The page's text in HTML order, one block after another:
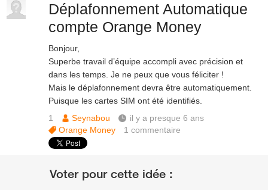
Déplafonnement Automatique
compte Orange Money
Bonjour,
Superbe travail d’équipe accompli avec précision et
dans les temps. Je ne peux que vous féliciter !
Mais le déplafonnement devra être automatiquement.
Puisque les cartes SIM ont été identifiés.
1
Seynabou
il y a presque 6 ans
Orange Money
1commentaire